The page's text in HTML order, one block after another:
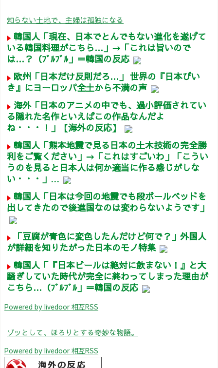
知らない土地で、主婦は孤独になる
韓国人「現在、日本でとんでもない進化を遂げて
いる韓国料理がこちら…」→「これは旨いので
は…？（ﾌﾞﾙﾌﾞﾙ」＝韓国の反応
欧州「日本だけ反則だろ…」 世界の『日本びい
き』にヨーロッパ全土から不満の声
海外「日本のアニメの中でも、過小評価されてい
る隠れた名作といえばこの作品なんだよ
ね・・・！」【海外の反応】
韓国人「熊本地震で見る日本の土木技術の完全勝
利をご覧ください」→「これはすごいわ」「こうい
うのを見ると日本人は何か適当に作る感じがしな
い・・・」...
韓国人「日本は今回の地震でも段ボールベッドを
出してきたので後進国なのは変わらないようです」
「豆腐が青色に変色したんだけど何で？」外国人
が詳細を知りたがった日本のモノ特集
韓国人「『日本ビールは絶対に飲まない！』と大
騒ぎしていた時代が完全に終わってしまった理由が
こちら…（ﾌﾞﾙﾌﾞﾙ」＝韓国の反応
Powered by livedoor 相互RSS
ゾッとして、ほろりとする奇妙な物語。
Powered by livedoor 相互RSS